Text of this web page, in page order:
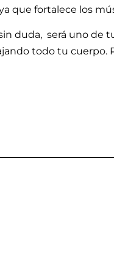
ya que fortalece los
duda, será uno de
todo tu cuerpo.